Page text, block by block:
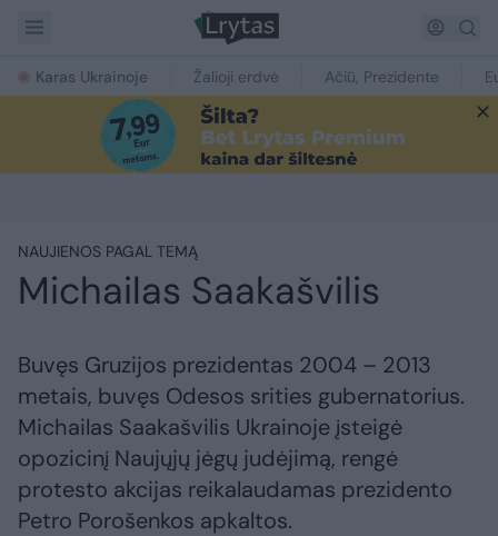
Karas Ukrainoje Žalioji erdvė Ačiū, Prezidente
NAUJIENOS PAGAL TEMĄ
Michailas Saakašvilis
Buvęs Gruzijos prezidentas 2004 – 2013
metais, buvęs Odesos srities gubernatorius.
Michailas Saakašvilis Ukrainoje įsteigė
opozicinį Naujųjų jėgų judėjimą, rengė
protesto akcijas reikalaudamas prezidento
Petro Porošenkos apkaltos.